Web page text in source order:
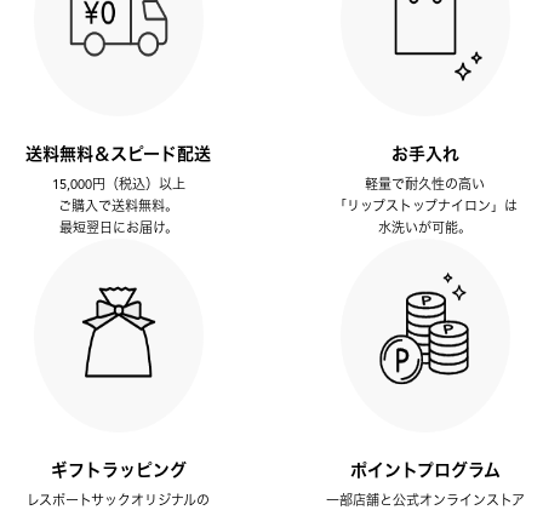
送料無料＆スピード配送
15,000円（税込）以上
ご購入で送料無料。
最短翌日にお届け。
お手入れ
軽量で耐久性の高い
「リップストップナイロン」は
水洗いが可能。
ギフトラッピング
レスポートサックオリジナルの
ポイントプログラム
一部店舗と公式オンラインストア